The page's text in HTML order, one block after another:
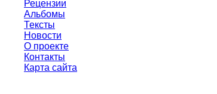
Рецензии
Альбомы
Тексты
Новости
О проекте
Контакты
Карта сайта